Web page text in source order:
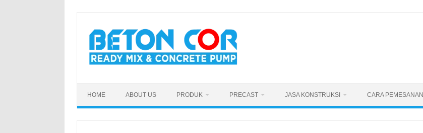
content
HOME ABOUT US PRODUK PRECAST JASA KONSTRUKSI CARA PEMESANAN